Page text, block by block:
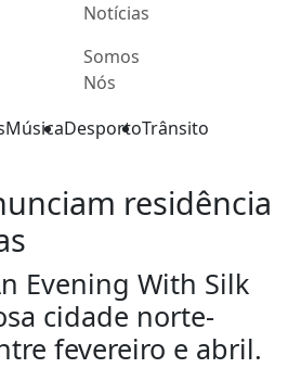
Notícias
Somos
Nós
MúsicaDesportoTrânsito
residência
Evening With Silk
cidade norte-
fevereiro e abril.